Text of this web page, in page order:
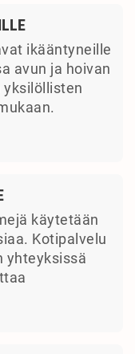
ikääntyneille
avun ja hoivan
yksilöllisten
käytetään
Kotipalvelu
yhteyksissä